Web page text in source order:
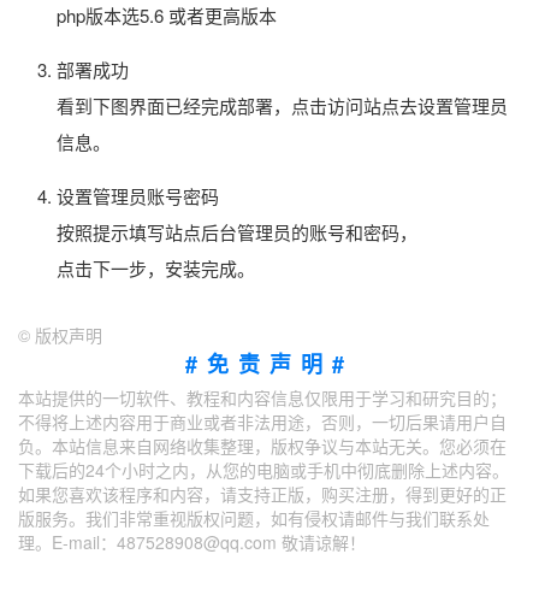
php版本选5.6 或者更高版本
部署成功
看到下图界面已经完成部署，点击访问站点去设置管理员
信息。
设置管理员账号密码
按照提示填写站点后台管理员的账号和密码，
点击下一步，安装完成。
© 版权声明
#免责声明#
本站提供的一切软件、教程和内容信息仅限用于学习和研究目的；
不得将上述内容用于商业或者非法用途，否则，一切后果请用户自
负。本站信息来自网络收集整理，版权争议与本站无关。您必须在
下载后的24个小时之内，从您的电脑或手机中彻底删除上述内容。
如果您喜欢该程序和内容，请支持正版，购买注册，得到更好的正
版服务。我们非常重视版权问题，如有侵权请邮件与我们联系处
理。E-mail：487528908@qq.com 敬请谅解！